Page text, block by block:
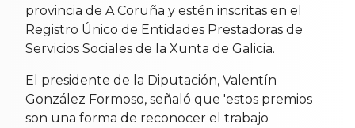
provincia de A Coruña y estén inscritas en el
Registro Único de Entidades Prestadoras de
Servicios Sociales de la Xunta de Galicia.
El presidente de la Diputación, Valentín
González Formoso, señaló que 'estos premios
son una forma de reconocer el trabajo